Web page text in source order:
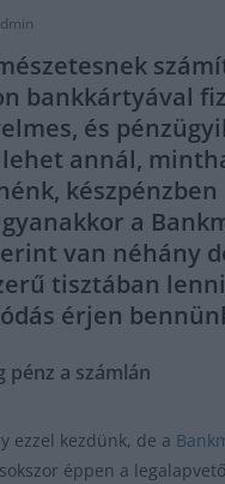
bankkártyával
és
annál,
készpénzben
a
van néhány
tisztában
érjen
pénz a számlán
ezzel kezdünk, de a
éppen a